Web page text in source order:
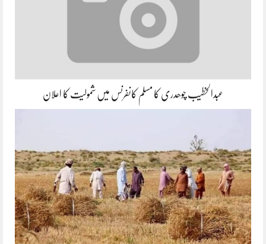
عبدالخطیب چوھدری کا مسلم کانفرنس میں شمولیت کا اعلان